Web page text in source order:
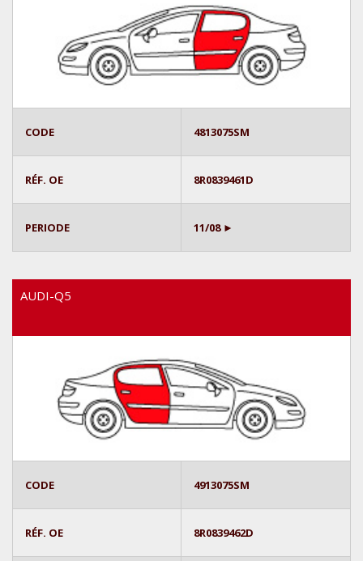
CODE 4813075SM
RÉF. OE 8R0839461D
PERIODE 11/08 ►
AUDI-Q5
CODE 4913075SM
RÉF. OE 8R0839462D